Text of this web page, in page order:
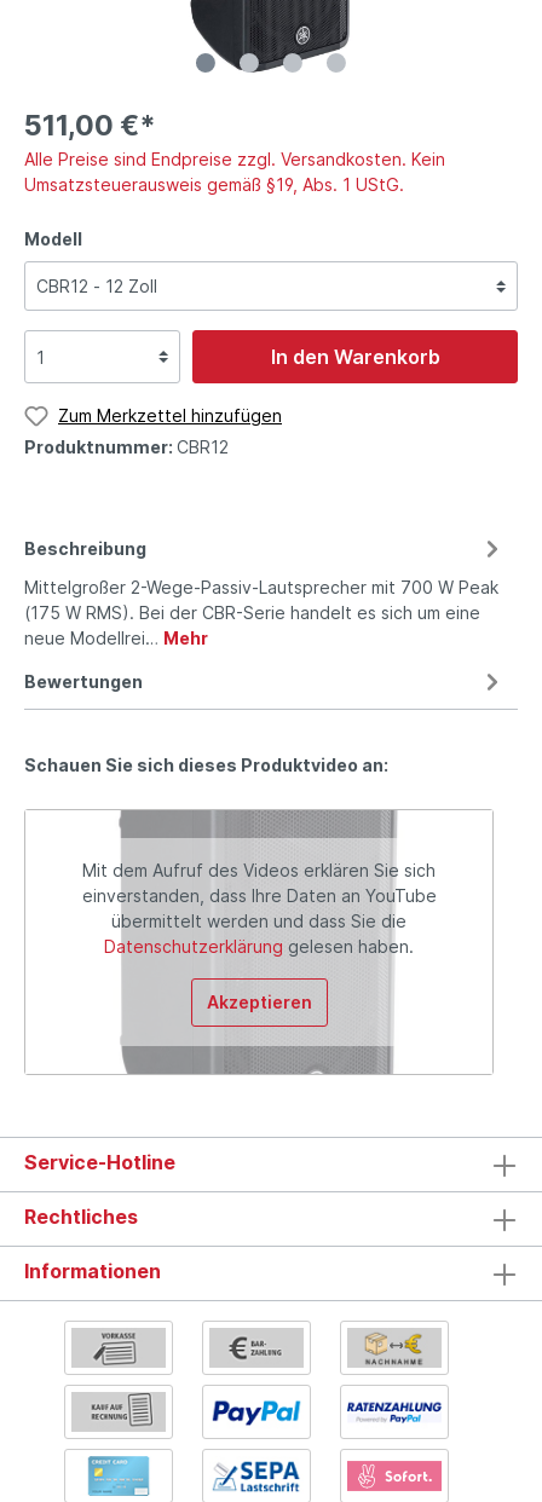
511,00 €*
Alle Preise sind Endpreise zzgl. Versandkosten. Kein
Umsatzsteuerausweis gemäß §19, Abs. 1 UStG.
Modell
In den Warenkorb
Zum Merkzettel hinzufügen
Produktnummer: CBR12
Beschreibung
Mittelgroßer 2-Wege-Passiv-Lautsprecher mit 700 W Peak
(175 W RMS). Bei der CBR-Serie handelt es sich um eine
neue Modellrei… Mehr
Bewertungen
Schauen Sie sich dieses Produktvideo an:
Mit dem Aufruf des Videos erklären Sie sich
einverstanden, dass Ihre Daten an YouTube
übermittelt werden und dass Sie die
Datenschutzerklärung gelesen haben.
Akzeptieren
Service-Hotline
Rechtliches
Informationen